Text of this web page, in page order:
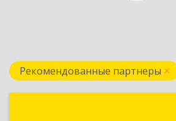
Рекомендованные партнеры